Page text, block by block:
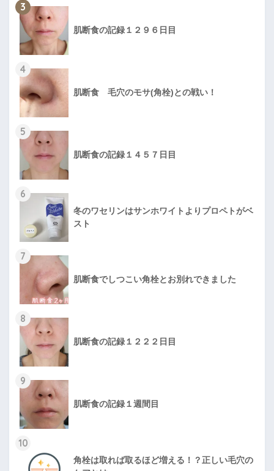
3
肌断食の記録１２９６日目
4
肌断食 毛穴のモサ(角栓)との戦い！
5
肌断食の記録１４５７日目
6
冬のワセリンはサンホワイトよりプロペトがベ
スト
7
肌断食でしつこい角栓とお別れできました
8
肌断食の記録１２２２日目
9
肌断食の記録１週間目
10
角栓は取れば取るほど増える！？正しい毛穴の